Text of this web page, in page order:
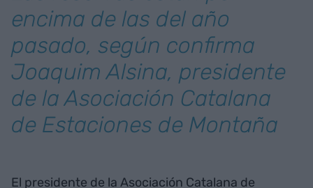
encima de las del año
pasado, según confirma
Joaquim Alsina, presidente
de la Asociación Catalana
de Estaciones de Montaña
El presidente de la Asociación Catalana de